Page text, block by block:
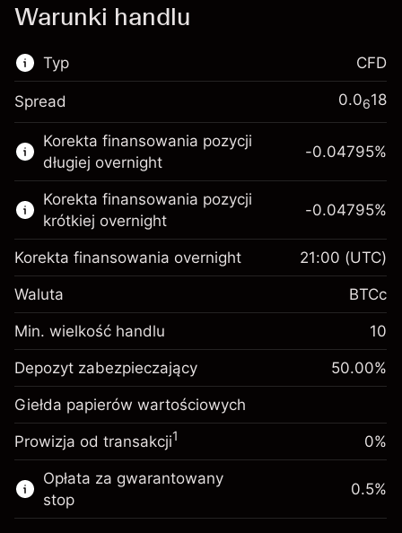
Warunki handlu
Typ
Ten rynek finansowy jest dostępny do handlu
CFD.
Więcej informacji:
Kontrakty CFD
CFD
Spread 0.0618
Korekta finansowania pozycji
długiej overnight
Depozyt
zabezpieczający. Twoja
inwestycja
Opłata overnight za
utrzymanie pozycji
Opłaty od pełnej wartości
pozycji
%
(-0.959)
Rozmiar transakcji z dźwignią ~
Środki z dźwigni ~
-0.04795%
Korekta finansowania pozycji
krótkiej overnight
Depozyt
zabezpieczający. Twoja
inwestycja
Opłata overnight za
utrzymanie pozycji
Opłaty od pełnej wartości
pozycji
-0.047945
%
(-0.959)
-0.04795%
Korekta finansowania overnight 21:00 (UTC)
Waluta BTCc
Min. wielkość handlu 10
Depozyt zabezpieczający 50.00%
Giełda papierów wartościowych
Prowizja od transakcji1 0%
Opłata za gwarantowany
stop
0.5%